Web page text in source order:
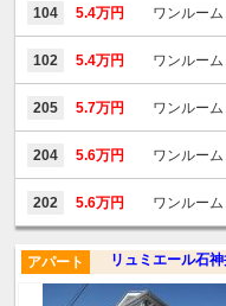
104 5.4万円 ワンルーム
102 5.4万円 ワンルーム
205 5.7万円 ワンルーム
204 5.6万円 ワンルーム
202 5.6万円 ワンルーム
リュミエール石
アパート